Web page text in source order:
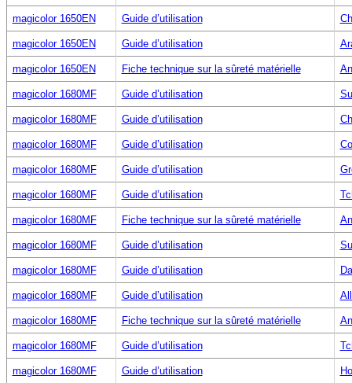
magicolor 1650EN Guide d’utilisation
magicolor 1650EN Guide d’utilisation
magicolor 1650EN Fiche technique sur la sûreté matérielle
magicolor 1680MF Guide d’utilisation
magicolor 1680MF Guide d’utilisation
magicolor 1680MF Guide d’utilisation
magicolor 1680MF Guide d’utilisation
magicolor 1680MF Guide d’utilisation
magicolor 1680MF Fiche technique sur la sûreté matérielle
magicolor 1680MF Guide d’utilisation
magicolor 1680MF Guide d’utilisation
magicolor 1680MF Guide d’utilisation
magicolor 1680MF Fiche technique sur la sûreté matérielle
magicolor 1680MF Guide d’utilisation
magicolor 1680MF Guide d’utilisation